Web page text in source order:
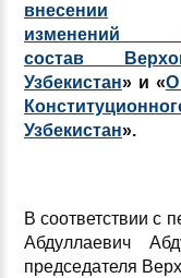
внесении
изменений
состав
Узбекистан» и «О
Узбекистан».
В соответствии с
Абдуллаевич
председателя